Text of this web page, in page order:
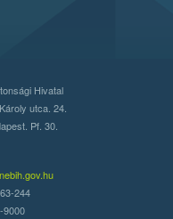
Hivatal
utca. 24.
Pf. 30.
244
9000